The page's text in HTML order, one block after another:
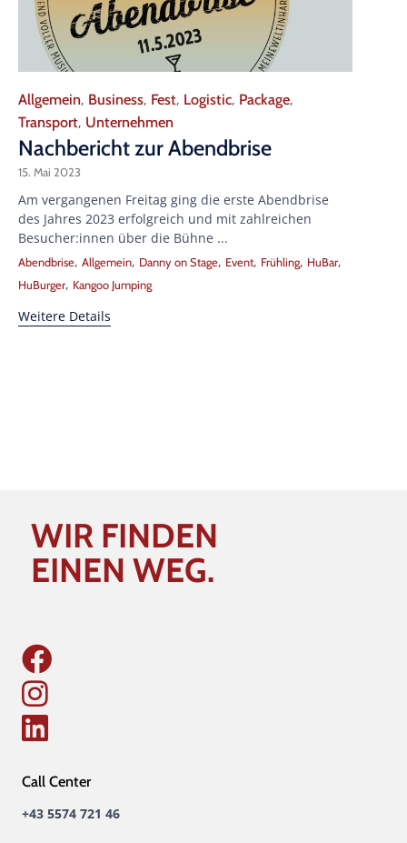
Category
Allgemein, Business, Fest, Logistic, Package,
Transport, Unternehmen
Nachbericht zur Abendbrise
15. Mai 2023
Am vergangenen Freitag ging die erste Abendbrise
des Jahres 2023 erfolgreich und mit zahlreichen
Besucher:innen über die Bühne ...
Tags
Abendbrise, Allgemein, Danny on Stage, Event, Frühling, HuBar,
HuBurger, Kangoo Jumping
Weitere Details
WIR FINDEN
EINEN WEG.
Call Center
+43 5574 721 46